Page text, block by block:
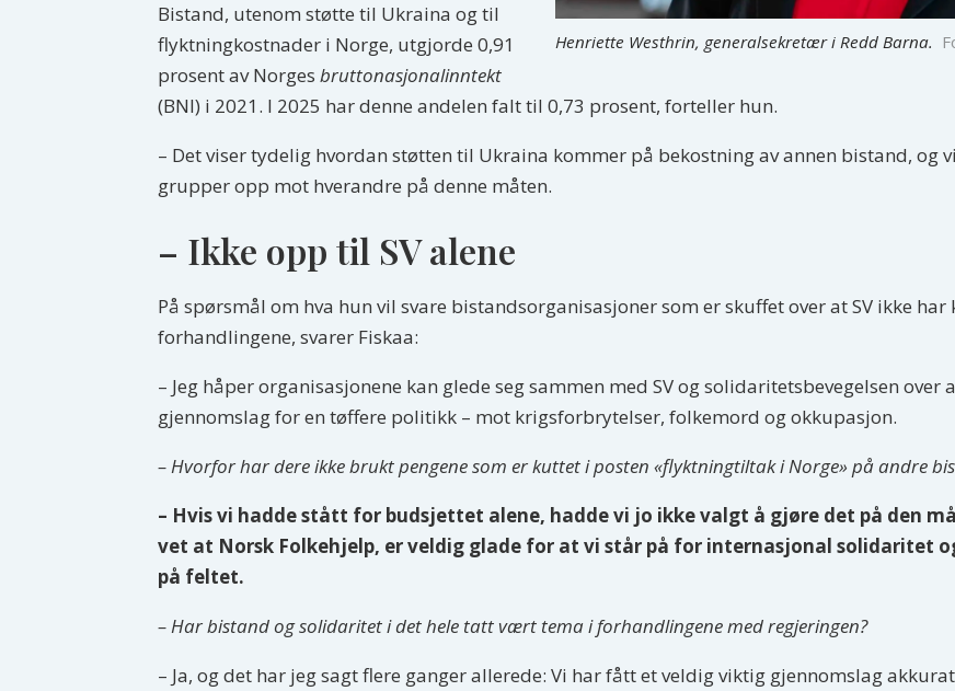
Henriette Westhrin, generalsekretær i Redd Barna.
Bistand, utenom støtte til Ukraina og til
flyktningkostnader i Norge, utgjorde 0,91
prosent av Norges bruttonasjonalinntekt
(BNI) i 2021. I 2025 har denne andelen falt til 0,73 prosent, forteller hun.
– Det viser tydelig hvordan støtten til Ukraina kommer på bekostning av annen bistand, og
grupper opp mot hverandre på denne måten.
– Ikke opp til SV alene
På spørsmål om hva hun vil svare bistandsorganisasjoner som er skuffet over at SV ikke
forhandlingene, svarer Fiskaa:
– Jeg håper organisasjonene kan glede seg sammen med SV og solidaritetsbevegelsen
gjennomslag for en tøffere politikk – mot krigsforbrytelser, folkemord og okkupasjon.
– Hvorfor har dere ikke brukt pengene som er kuttet i posten «flyktningtiltak i Norge» på andre
– Hvis vi hadde stått for budsjettet alene, hadde vi jo ikke valgt å gjøre det på den
vet at Norsk Folkehjelp, er veldig glade for at vi står på for internasjonal solidaritet
på feltet.
– Har bistand og solidaritet i det hele tatt vært tema i forhandlingene med regjeringen?
– Ja, og det har jeg sagt flere ganger allerede: Vi har fått et veldig viktig gjennomslag